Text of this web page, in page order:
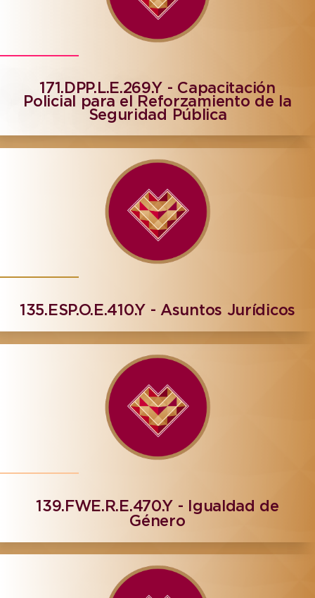
171.DPP.L.E.269.Y - Capacitación
Policial para el Reforzamiento de la
Seguridad Pública
135.ESP.O.E.410.Y - Asuntos Jurídicos
139.FWE.R.E.470.Y - Igualdad de
Género